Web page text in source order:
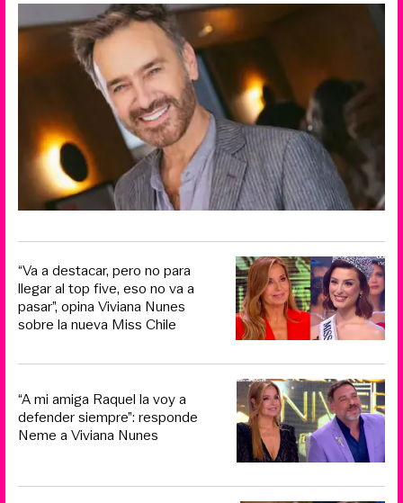
“Va a destacar, pero no para
llegar al top five, eso no va a
pasar”, opina Viviana Nunes
sobre la nueva Miss Chile
“A mi amiga Raquel la voy a
defender siempre”: responde
Neme a Viviana Nunes